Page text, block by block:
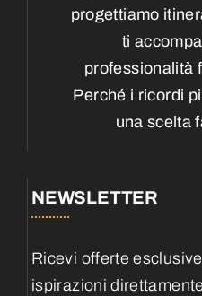
progettiamo
ti
professionalità
Perché i ricordi
una scelta
NEWSLETTER
Ricevi offerte
ispirazioni